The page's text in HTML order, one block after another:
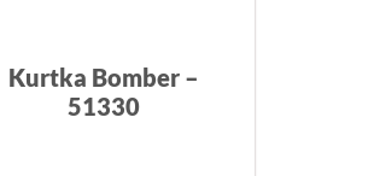
Kurtka Bomber –
51330